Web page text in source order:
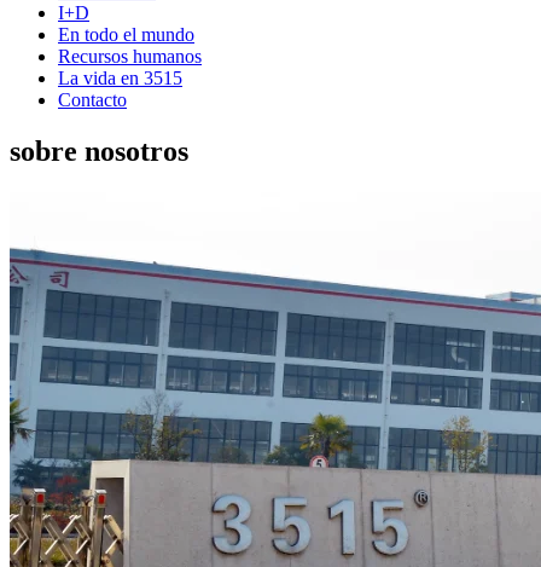
I+D
En todo el mundo
Recursos humanos
La vida en 3515
Contacto
sobre nosotros